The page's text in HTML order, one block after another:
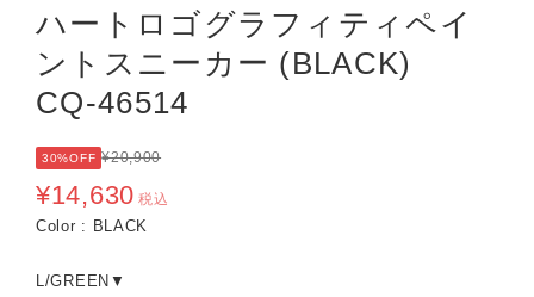
ハートロゴグラフィティペイ
ントスニーカー (BLACK)
CQ-46514
30%OFF ¥20,900
¥14,630 税込
Color : BLACK
L/GREEN▼